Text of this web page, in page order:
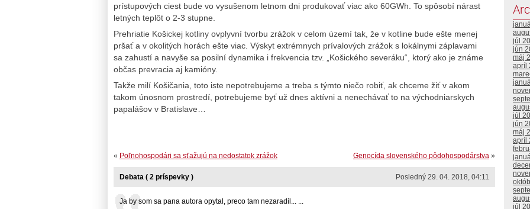
prístupových ciest bude vo vysušenom letnom dni produkovať viac ako 60GWh. To spôsobí nárast
letných teplôt o 2-3 stupne.
Prehriatie Košickej kotliny ovplyvní tvorbu zrážok v celom území tak, že v kotline bude ešte menej
pršať a v okolitých horách ešte viac. Výskyt extrémnych prívalových zrážok s lokálnymi záplavami
sa zahustí a navyše sa posilní dynamika i frekvencia tzv. „Košického severáku“, ktorý ako je známe
občas prevracia aj kamióny.
Takže milí Košičania, toto iste nepotrebujeme a treba s týmto niečo robiť, ak chceme žiť v akom
takom únosnom prostredí, potrebujeme byť už dnes aktívni a nenechávať to na východniarskych
papalášov v Bratislave…
Genocída slovenského pôdohospodárstva »
« Poľnohospodári sa sťažujú na nedostatok zrážok
Posledný 29. 04. 2018, 04:11
Debata ( 2 príspevky )
Ja by som sa pana autora opytal, preco tam nezaradil... ...
júl
jún
máj
apríl
júl
jún
máj
apríl
júl